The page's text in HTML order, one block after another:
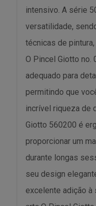
intensivo. A série
versatilidade,
técnicas de
O Pincel Giotto no.
adequado para
permitindo que
incrível riqueza de
Giotto 560200 é
proporcionar um
durante longas
seu design
excelente adição à